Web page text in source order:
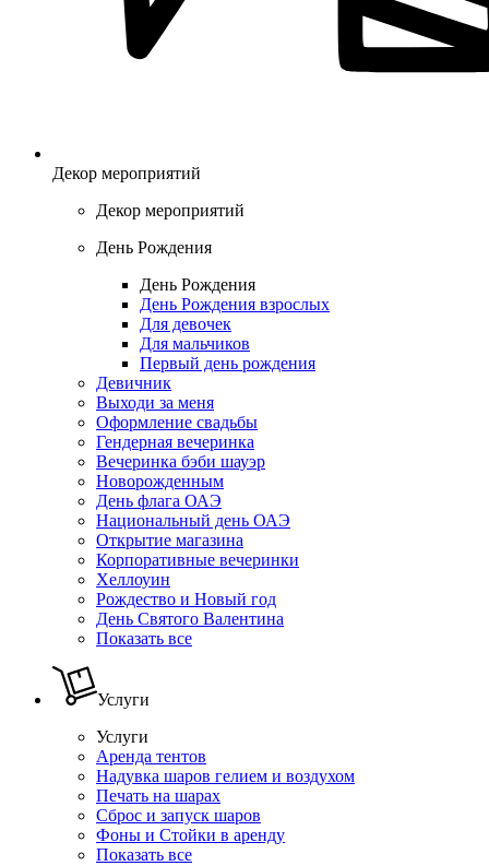
Декор мероприятий
Декор мероприятий
День Рождения
День Рождения
День Рождения взрослых
Для девочек
Для мальчиков
Первый день рождения
Девичник
Выходи за меня
Оформление свадьбы
Гендерная вечеринка
Вечеринка бэби шауэр
Новорожденным
День флага ОАЭ
Национальный день ОАЭ
Открытие магазина
Корпоративные вечеринки
Хеллоуин
Рождество и Новый год
День Святого Валентина
Показать все
Услуги
Услуги
Аренда тентов
Надувка шаров гелием и воздухом
Печать на шарах
Сброс и запуск шаров
Фоны и Стойки в аренду
Показать все